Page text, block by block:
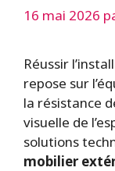
16 mai 2026
Réussir
repose sur
la résistance
visuelle de
solutions
mobilier